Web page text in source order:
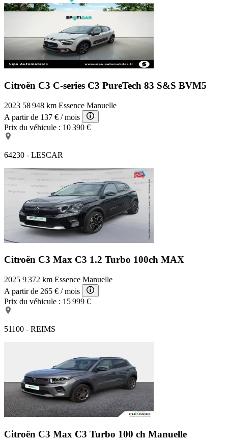
Citroën C3 C-series C3 PureTech 83 S&S BVM5
2023 58 948 km Essence Manuelle
A partir de 137 € / mois
Prix du véhicule : 10 390 €
64230 - LESCAR
Citroën C3 Max C3 1.2 Turbo 100ch MAX
2025 9 372 km Essence Manuelle
A partir de 265 € / mois
Prix du véhicule : 15 999 €
51100 - REIMS
Citroën C3 Max C3 Turbo 100 ch Manuelle